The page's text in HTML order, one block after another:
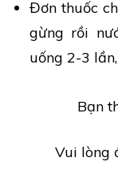
Đơn thuốc
gừng rồi
uống 2-3
Bạn
Vui lòng